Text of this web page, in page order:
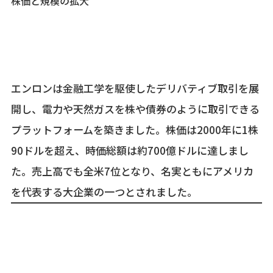
エンロンは金融工学を駆使したデリバティブ取引を展
開し、電力や天然ガスを株や債券のように取引できる
プラットフォームを築きました。株価は2000年に1株
90ドルを超え、時価総額は約700億ドルに達しまし
た。売上高でも全米7位となり、名実ともにアメリカ
を代表する大企業の一つとされました。